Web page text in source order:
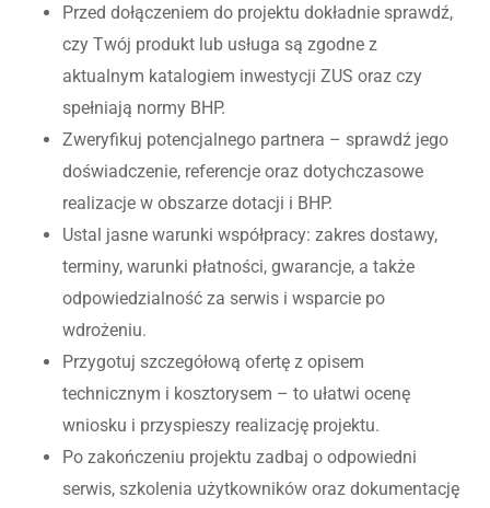
Przed dołączeniem do projektu dokładnie sprawdź,
czy Twój produkt lub usługa są zgodne z
aktualnym katalogiem inwestycji ZUS oraz czy
spełniają normy BHP.
Zweryfikuj potencjalnego partnera – sprawdź jego
doświadczenie, referencje oraz dotychczasowe
realizacje w obszarze dotacji i BHP.
Ustal jasne warunki współpracy: zakres dostawy,
terminy, warunki płatności, gwarancje, a także
odpowiedzialność za serwis i wsparcie po
wdrożeniu.
Przygotuj szczegółową ofertę z opisem
technicznym i kosztorysem – to ułatwi ocenę
wniosku i przyspieszy realizację projektu.
Po zakończeniu projektu zadbaj o odpowiedni
serwis, szkolenia użytkowników oraz dokumentację